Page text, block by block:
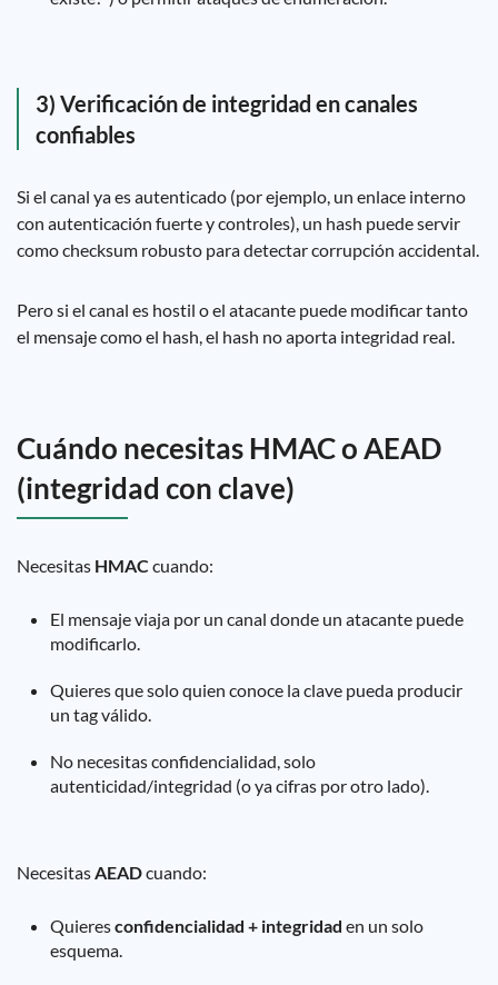
3) Verificación de integridad en canales
confiables
Si el canal ya es autenticado (por ejemplo, un enlace interno
con autenticación fuerte y controles), un hash puede servir
como checksum robusto para detectar corrupción accidental.
Pero si el canal es hostil o el atacante puede modificar tanto
el mensaje como el hash, el hash no aporta integridad real.
Cuándo necesitas HMAC o AEAD
(integridad con clave)
Necesitas HMAC cuando:
El mensaje viaja por un canal donde un atacante puede
modificarlo.
Quieres que solo quien conoce la clave pueda producir
un tag válido.
No necesitas confidencialidad, solo
autenticidad/integridad (o ya cifras por otro lado).
NecesitasAEADcuando:
Quieresconfidencialidad + integridad en un solo
esquema.